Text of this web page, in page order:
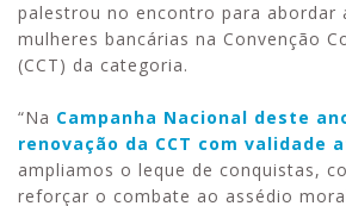
palestrou no encontro para abordar
mulheres bancárias na Convenção
(CCT) da categoria.
“Na Campanha Nacional deste
renovação da CCT com validade
ampliamos o leque de conquistas,
reforçar o combate ao assédio